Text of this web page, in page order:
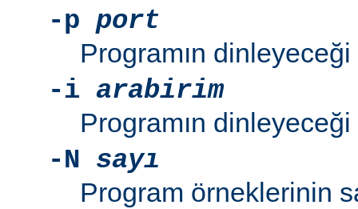
-p port
Programın
-i arabirim
Programın
-N sayı
Program örneklerinin